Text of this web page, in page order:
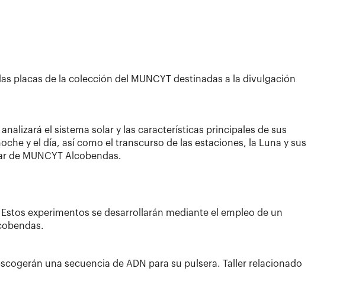
placas de la colección del MUNCYT destinadas a la divulgación
el sistema solar y las características principales de sus
y el día, así como el transcurso de las estaciones, la Luna y sus
de MUNCYT Alcobendas.
experimentos se desarrollarán mediante el empleo de un
una secuencia de ADN para su pulsera. Taller relacionado